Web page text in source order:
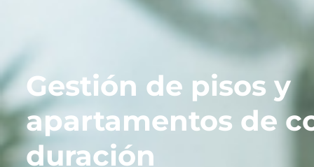
Gestión de pisos y
apartamentos de
duración